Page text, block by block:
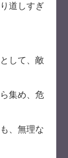
道しすぎ
して、敵
集め、危
、無理な